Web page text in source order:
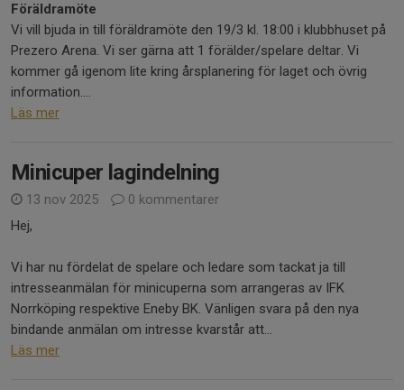
Föräldramöte
Vi vill bjuda in till föräldramöte den 19/3 kl. 18:00 i klubbhuset på
Prezero Arena. Vi ser gärna att 1 förälder/spelare deltar. Vi
kommer gå igenom lite kring årsplanering för laget och övrig
information....
Läs mer
Minicuper lagindelning
13 nov 2025
0 kommentarer
Hej,
Vi har nu fördelat de spelare och ledare som tackat ja till
intresseanmälan för minicuperna som arrangeras av IFK
Norrköping respektive Eneby BK. Vänligen svara på den nya
bindande anmälan om intresse kvarstår att...
Läs mer